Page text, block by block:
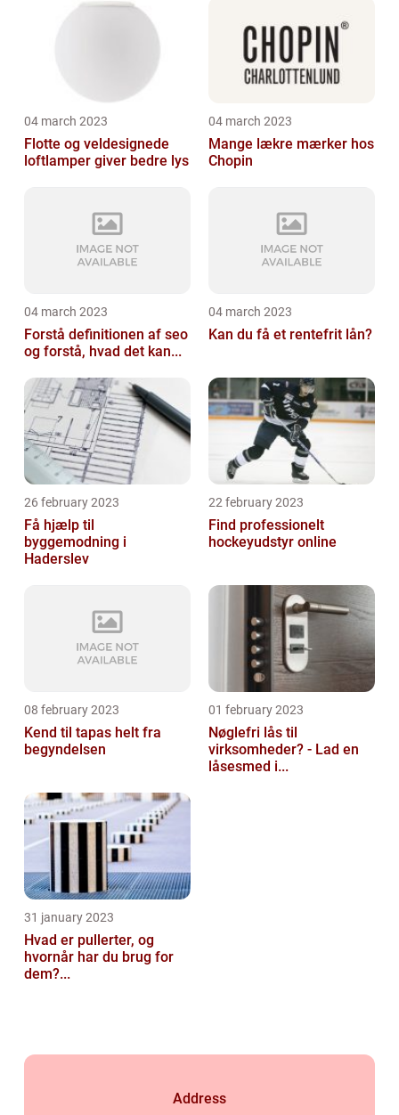
04 march 2023
Flotte og veldesignede
loftlamper giver bedre lys
04 march 2023
Mange lækre mærker hos
Chopin
04 march 2023
Forstå definitionen af seo
og forstå, hvad det kan...
04 march 2023
Kan du få et rentefrit lån?
26 february 2023
Få hjælp til
byggemodning i
Haderslev
22 february 2023
Find professionelt
hockeyudstyr online
08 february 2023
Kend til tapas helt fra
begyndelsen
01 february 2023
Nøglefri lås til
virksomheder? - Lad en
låsesmed i...
31 january 2023
Hvad er pullerter, og
hvornår har du brug for
dem?...
Address